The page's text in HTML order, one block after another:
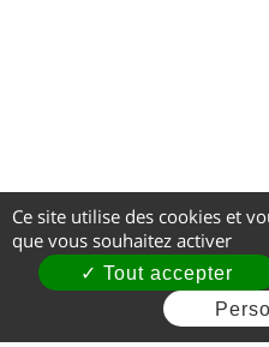
Ce site utilise des cookies et
que vous souhaitez activer
Tout accepter